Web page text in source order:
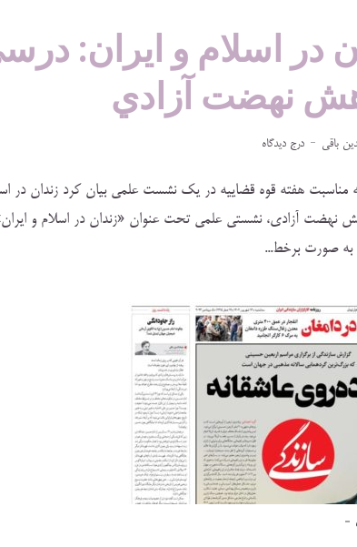
در اسلام و ايران:
نهضت آزادي
باقی درج دیدگاه
مناسبت هفته قوه قضاييه در يك نشست علمي بيان كرد زندان در